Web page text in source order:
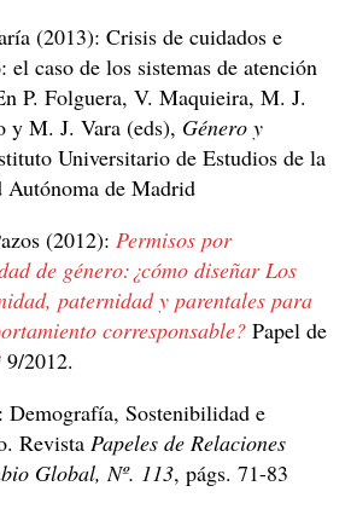
(2013): Crisis de cuidados e
el caso de los sistemas de atención
P. Folguera, V. Maquieira, M. J.
y M. J. Vara (eds), Género y
Universitario de Estudios de la
de Madrid
(2012): Permisos por
de género:¿cómo diseñar Los
paternidad y parentales para
corresponsable? Papel de
2012.
Demografía, Sostenibilidad e
Revista Papeles de Relaciones
Global, Nº. 113, págs. 71-83